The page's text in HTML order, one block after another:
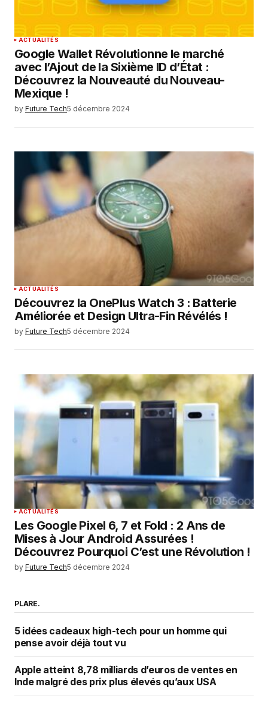
ACTUALITÉS
Google Wallet Révolutionne le marché
avec l’Ajout de la Sixième ID d’État :
Découvrez la Nouveauté du Nouveau-
Mexique !
by Future Tech5 décembre 2024
ACTUALITÉS
Découvrez la OnePlus Watch 3 : Batterie
Améliorée et Design Ultra-Fin Révélés !
by Future Tech5 décembre 2024
ACTUALITÉS
Les Google Pixel 6, 7 et Fold : 2 Ans de
Mises à Jour Android Assurées !
Découvrez Pourquoi C’est une Révolution !
by Future Tech5 décembre 2024
PLARE.
5 idées cadeaux high-tech pour un homme qui
pense avoir déjà tout vu
Apple atteint 8,78 milliards d’euros de ventes en
Inde malgré des prix plus élevés qu’aux USA